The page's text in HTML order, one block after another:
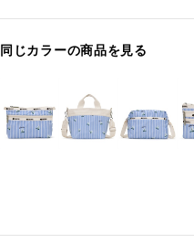
同じカラーの商品を見る